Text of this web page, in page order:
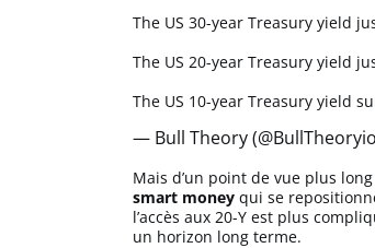
The US 30-year Treasury yield
The US 20-year Treasury yield
The US 10-year Treasury yield
— Bull Theory
Mais d’un point de vue plus
smart money qui se
l’accès aux 20-Y est plus
un horizon long terme.